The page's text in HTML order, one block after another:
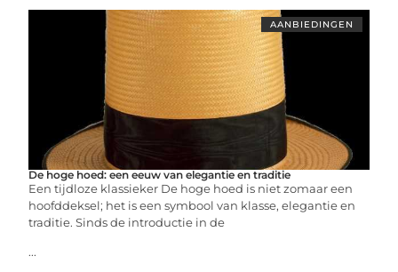
AANBIEDINGEN
De hoge hoed: een eeuw van elegantie en traditie
Een tijdloze klassieker De hoge hoed is niet zomaar een
hoofddeksel; het is een symbool van klasse, elegantie en
traditie. Sinds de introductie in de
...